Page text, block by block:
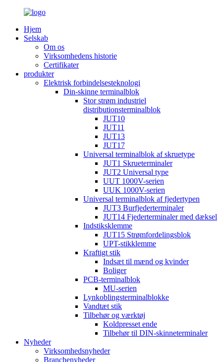
Hjem
Selskab
Om os
Virksomhedens historie
Certifikater
produkter
Elektrisk forbindelsesteknologi
Din-skinne terminalblok
Stor strøm industriel
distributionsterminalblok
JUT10
JUT11
JUT13
JUT17
Universal terminalblok af skruetype
JUT1 Skrueterminaler
JUT2 Universal type
UUT 1000V-serien
UUK 1000V-serien
Universal terminalblok af fjedertypen
JUT3 Burfjederterminaler
JUT14 Fjederterminaler med dæksel
Indstiksklemme
JUT15 Strømfordelingsblok
UPT-stikklemme
Kraftigt stik
Indsæt til mænd og kvinder
Boliger
PCB-terminalblok
MU-serien
Lynkoblingsterminalblokke
Vandtæt stik
Tilbehør og værktøj
Koldpresset ende
Tilbehør til DIN-skinneterminaler
Nyheder
Virksomhedsnyheder
Branchenyheder